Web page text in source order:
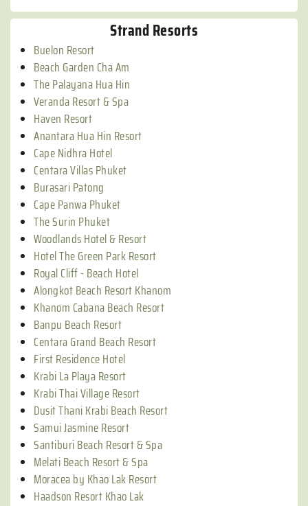
Strand Resorts
Buelon Resort
Beach Garden Cha Am
The Palayana Hua Hin
Veranda Resort & Spa
Haven Resort
Anantara Hua Hin Resort
Cape Nidhra Hotel
Centara Villas Phuket
Burasari Patong
Cape Panwa Phuket
The Surin Phuket
Woodlands Hotel & Resort
Hotel The Green Park Resort
Royal Cliff - Beach Hotel
Alongkot Beach Resort Khanom
Khanom Cabana Beach Resort
Banpu Beach Resort
Centara Grand Beach Resort
First Residence Hotel
Krabi La Playa Resort
Krabi Thai Village Resort
Dusit Thani Krabi Beach Resort
Samui Jasmine Resort
Santiburi Beach Resort & Spa
Melati Beach Resort & Spa
Moracea by Khao Lak Resort
Haadson Resort Khao Lak